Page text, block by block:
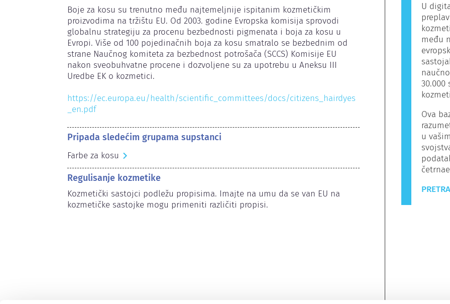
Boje za kosu su trenutno među najtemeljnije ispitanim kozmetičkim
proizvodima na tržištu EU. Od 2003. godine Evropska komisija sprovodi
globalnu strategiju za procenu bezbednosti pigmenata i boja za kosu u
Evropi. Više od 100 pojedinačnih boja za kosu smatralo se bezbednim od
strane Naučnog komiteta za bezbednost potrošača (SCCS) Komisije EU
nakon sveobuhvatne procene i dozvoljene su za upotrebu u Aneksu III
Uredbe EK o kozmetici.
https://ec.europa.eu/health/scientific_committees/docs/citizens_hairdyes
_en.pdf
Pripada sledećim grupama supstanci
Farbe za kosu
Regulisanje kozmetike
Kozmetički sastojci podležu propisima. Imajte na umu da se van EU na
kozmetičke sastojke mogu primeniti različiti propisi.
U
među
30.000
Ova
u